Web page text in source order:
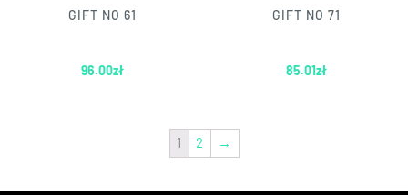
GIFT NO 61
96.00zł
GIFT NO 71
85.01zł
1 2 →